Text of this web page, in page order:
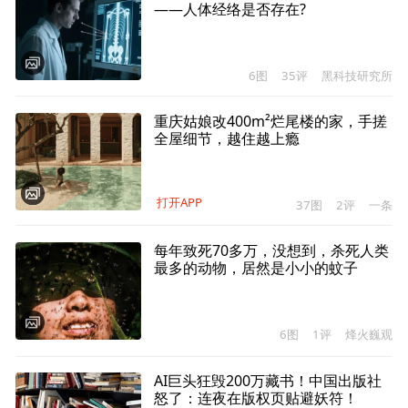
——人体经络是否存在?
6图 35评 黑科技研究所
重庆姑娘改400m²烂尾楼的家，手搓
全屋细节，越住越上瘾
打开APP 37图 2评 一条
每年致死70多万，没想到，杀死人类
最多的动物，居然是小小的蚊子
6图 1评 烽火巍观
AI巨头狂毁200万藏书！中国出版社
怒了：连夜在版权页贴避妖符！